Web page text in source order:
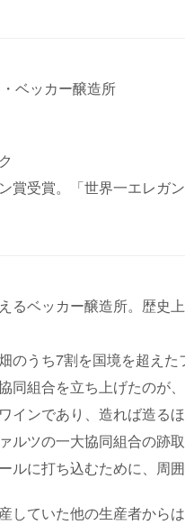
ベッカー醸造所
賞受賞。「世界一エレ
るベッカー醸造所。歴史
のうち7割を国境を超え
同組合を立ち上げたのが
ンであり、造れば造るほ
ルツの一大協同組合の
に打ち込むために、周
していた他の生産者から